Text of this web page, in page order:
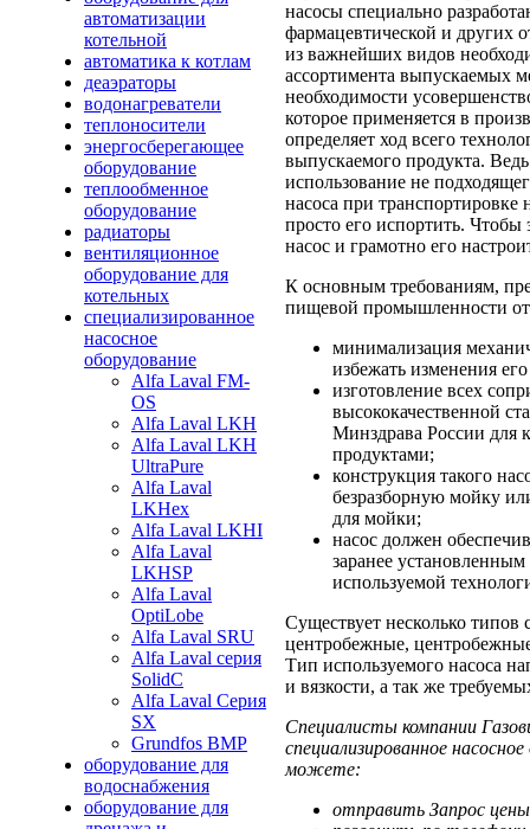
автоматизации
котельной
автоматика к котлам
деаэраторы
водонагреватели
теплоносители
энергосберегающее
оборудование
теплообменное
оборудование
радиаторы
вентиляционное
оборудование для
котельных
специализированное
насосное
оборудование
Alfa Laval FM-
OS
Alfa Laval LKH
Alfa Laval LKH
UltraPure
Alfa Laval
LKHex
Alfa Laval LKHI
Alfa Laval
LKHSP
Alfa Laval
OptiLobe
Alfa Laval SRU
Alfa Laval серия
SolidC
Alfa Laval Серия
SX
Grundfos BMP
оборудование для
водоснабжения
оборудование для
насосы специально
фармацевтической и других
из важнейших видов
ассортимента выпускаемых
необходимости
которое применяется в
определяет ход всего
выпускаемого продукта.
использование не
насоса при транспортировке
просто его испортить.
насос и грамотно его
К основным требованиям,
пищевой промышленности
минимализация
избежать изменения
изготовление всех
высококачественной
Минздрава России для
продуктами;
конструкция такого
безразборную мойку
для мойки;
насос должен
заранее
используемой
Существует несколько
центробежные,
Тип используемого насоса
и вязкости, а так же
Специалисты компании
специализированное
можете:
отправить Запрос цены